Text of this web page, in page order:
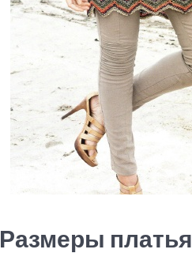
Размеры платья